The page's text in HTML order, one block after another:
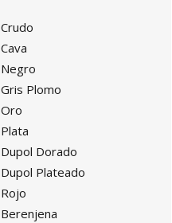
Crudo
Cava
Negro
Gris Plomo
Oro
Plata
Dupol Dorado
Dupol Plateado
Rojo
Berenjena